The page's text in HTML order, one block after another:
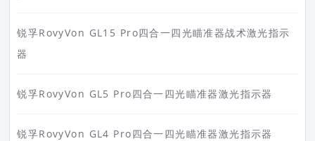
锐孚RovyVon GL15 Pro四合一四光瞄准器战术激光指示
器
锐孚RovyVon GL5 Pro四合一四光瞄准器激光指示器
锐孚RovyVon GL4 Pro四合一四光瞄准器激光指示器